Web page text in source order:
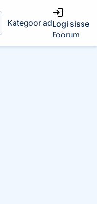
KategooriadLogi sisse
Foorum